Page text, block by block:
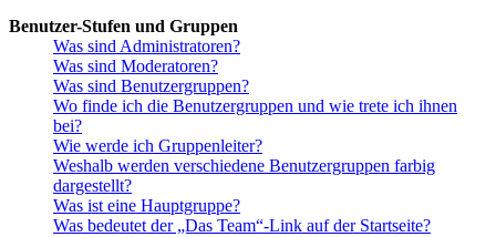
Benutzer-Stufen und Gruppen
Was sind Administratoren?
Was sind Moderatoren?
Was sind Benutzergruppen?
Wo finde ich die Benutzergruppen und wie trete ich ihnen
bei?
Wie werde ich Gruppenleiter?
Weshalb werden verschiedene Benutzergruppen farbig
dargestellt?
Was ist eine Hauptgruppe?
Was bedeutet der „Das Team“-Link auf der Startseite?